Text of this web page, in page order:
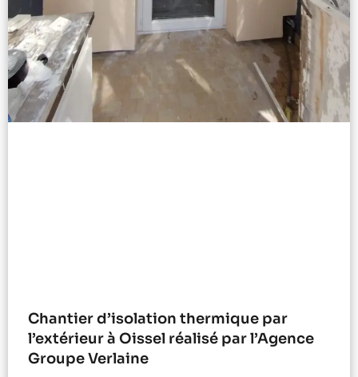
Chantier d’isolation thermique par
l’extérieur à Oissel réalisé par l’Agence
Groupe Verlaine